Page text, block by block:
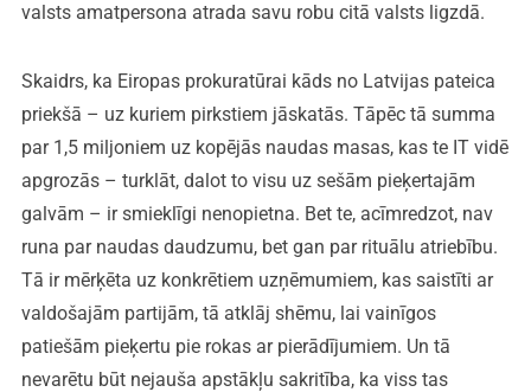
valsts amatpersona atrada savu robu citā valsts ligzdā.
Skaidrs, ka Eiropas prokuratūrai kāds no Latvijas pateica
priekšā – uz kuriem pirkstiem jāskatās. Tāpēc tā summa
par 1,5 miljoniem uz kopējās naudas masas, kas te IT vidē
apgrozās – turklāt, dalot to visu uz sešām pieķertajām
galvām – ir smieklīgi nenopietna. Bet te, acīmredzot, nav
runa par naudas daudzumu, bet gan par rituālu atriebību.
Tā ir mērķēta uz konkrētiem uzņēmumiem, kas saistīti ar
valdošajām partijām, tā atklāj shēmu, lai vainīgos
patiešām pieķertu pie rokas ar pierādījumiem. Un tā
nevarētu būt nejauša apstākļu sakritība, ka viss tas